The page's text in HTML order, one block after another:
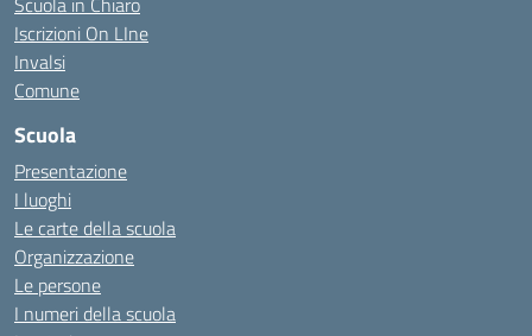
Iscrizioni On LIne
Invalsi
Comune
Scuola
Presentazione
I luoghi
Le carte della scuola
Organizzazione
Le persone
I numeri della scuola